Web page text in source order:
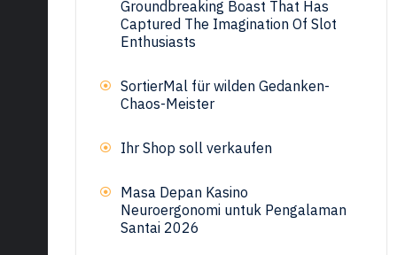
Groundbreaking Boast That Has
Captured The Imagination Of Slot
Enthusiasts
SortierMal für wilden Gedanken-
Chaos-Meister
Ihr Shop soll verkaufen
Masa Depan Kasino
Neuroergonomi untuk Pengalaman
Santai 2026